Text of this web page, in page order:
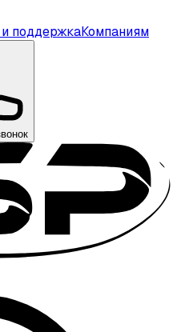
поддержкаКомпаниям